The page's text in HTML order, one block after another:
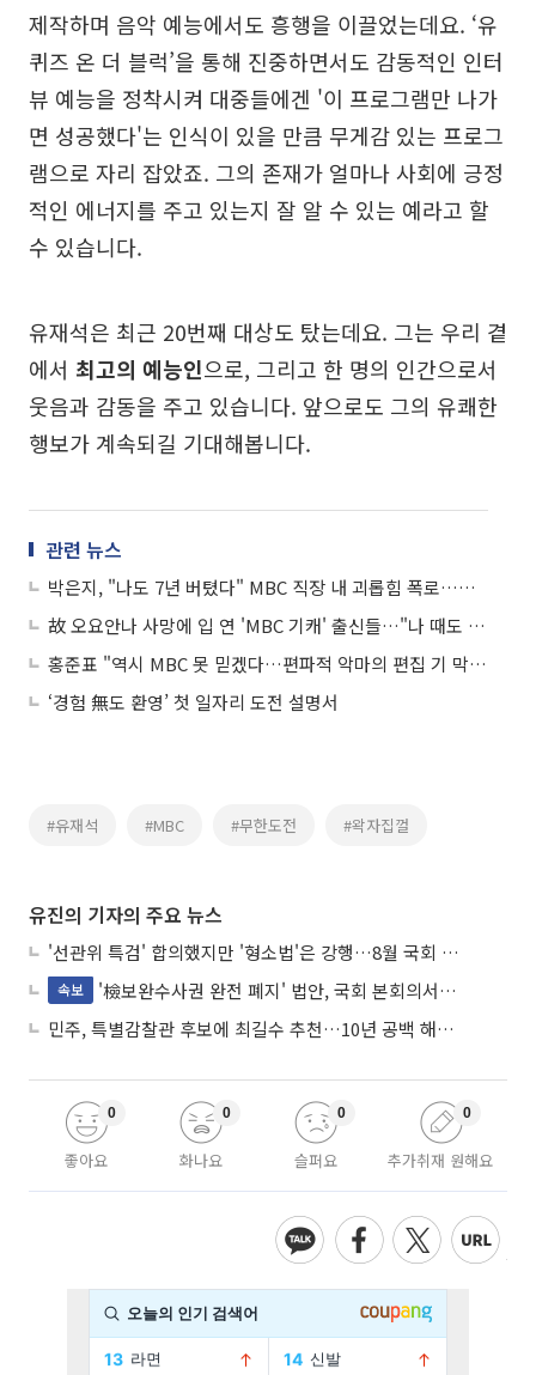
제작하며 음악 예능에서도 흥행을 이끌었는데요. ‘유
퀴즈 온 더 블럭’을 통해 진중하면서도 감동적인 인터
뷰 예능을 정착시켜 대중들에겐 '이 프로그램만 나가
면 성공했다'는 인식이 있을 만큼 무게감 있는 프로그
램으로 자리 잡았죠. 그의 존재가 얼마나 사회에 긍정
적인 에너지를 주고 있는지 잘 알 수 있는 예라고 할
수 있습니다.
유재석은 최근 20번째 대상도 탔는데요. 그는 우리 곁
에서 최고의 예능인으로, 그리고 한 명의 인간으로서
웃음과 감동을 주고 있습니다. 앞으로도 그의 유쾌한
행보가 계속되길 기대해봅니다.
관련 뉴스
박은지, "나도 7년 버텼다" MBC 직장 내 괴롭힘 폭로…故 오요안나 사망 애도
故 오요안나 사망에 입 연 'MBC 기캐' 출신들…"나 때도 그랬다"
홍준표 "역시 MBC 못 믿겠다…편파적 악마의 편집 기 막혀"
‘경험 無도 환영’ 첫 일자리 도전 설명서
#유재석 #MBC #무한도전 #왁자집껄
유진의 기자의 주요 뉴스
'선관위 특검' 합의했지만 '형소법'은 강행…8월 국회 '입법 2차전' 예고
속보
'檢보완수사권 완전 폐지' 법안, 국회 본회의서 민주당 주도 통과
민주, 특별감찰관 후보에 최길수 추천…10년 공백 해소 속도
좋아요
0
화나요
0
슬퍼요
0
추가취재 원해요
0